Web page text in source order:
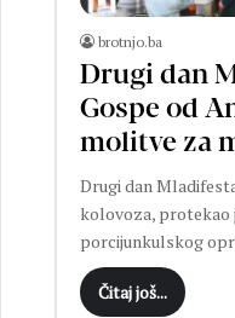
brotnjo.ba
Drugi dan
Gospe od
molitve za
Drugi dan
kolovoza, protekao
porcijunkulskog
Čitaj još...